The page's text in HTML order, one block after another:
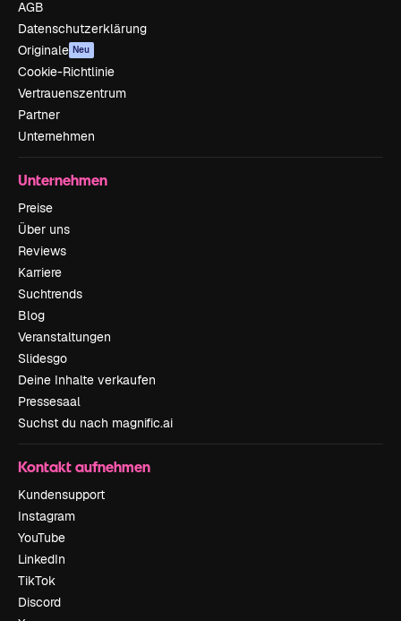
AGB
Datenschutzerklärung
Originale Neu
Cookie-Richtlinie
Vertrauenszentrum
Partner
Unternehmen
Unternehmen
Preise
Über uns
Reviews
Karriere
Suchtrends
Blog
Veranstaltungen
Slidesgo
Deine Inhalte verkaufen
Pressesaal
Suchst du nach magnific.ai
Kontakt aufnehmen
Kundensupport
Instagram
YouTube
LinkedIn
TikTok
Discord